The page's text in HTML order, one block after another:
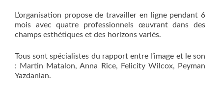
L’organisation propose de travailler en ligne pendant 6
mois avec quatre professionnels œuvrant dans des
champs esthétiques et des horizons variés.
Tous sont spécialistes du rapport entre l’image et le son
: Martin Matalon, Anna Rice, Felicity Wilcox, Peyman
Yazdanian.